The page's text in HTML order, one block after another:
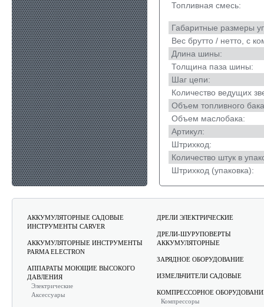
Топливная смесь:
Габаритные размеры
Вес брутто / нетто, с
Длина шины:
Толщина паза шины:
Шаг цепи:
Количество ведущих
Объем топливного
Объем маслобака:
Артикул:
Штрихкод:
Количество штук в
Штрихкод (упаковка):
АККУМУЛЯТОРНЫЕ САДОВЫЕ
ИНСТРУМЕНТЫ CARVER
АККУМУЛЯТОРНЫЕ ИНСТРУМЕНТЫ
PARMA ELECTRON
АППАРАТЫ МОЮЩИЕ ВЫСОКОГО
ДАВЛЕНИЯ
Электрические
Аксессуары
ДРЕЛИ ЭЛЕКТРИЧЕСКИЕ
ДРЕЛИ-ШУРУПОВЕРТЫ
АККУМУЛЯТОРНЫЕ
ЗАРЯДНОЕ ОБОРУДОВАНИЕ
ИЗМЕЛЬЧИТЕЛИ САДОВЫЕ
КОМПРЕССОРНОЕ
Компрессоры